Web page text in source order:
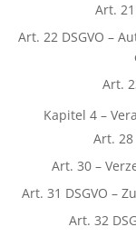
Art.
Art. 22 DSGVO –
Art.
Kapitel 4 –
Art.
Art. 30 –
Art. 31 DSGVO –
Art. 32